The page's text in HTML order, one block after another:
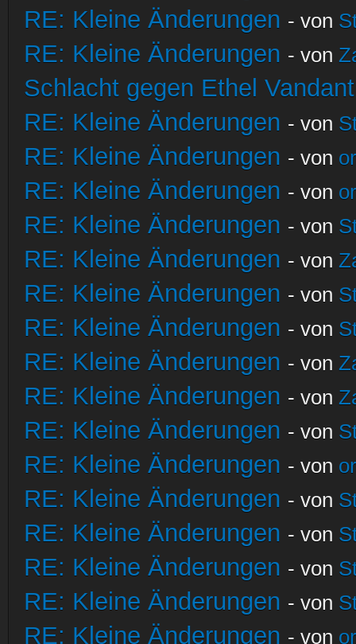
RE: Kleine Änderungen - von
RE: Kleine Änderungen - von
Schlacht gegen Ethel Vandant
RE: Kleine Änderungen - von
RE: Kleine Änderungen - von
RE: Kleine Änderungen - von
RE: Kleine Änderungen - von
RE: Kleine Änderungen - von
RE: Kleine Änderungen - von
RE: Kleine Änderungen - von
RE: Kleine Änderungen - von
RE: Kleine Änderungen - von
RE: Kleine Änderungen - von
RE: Kleine Änderungen - von
RE: Kleine Änderungen - von
RE: Kleine Änderungen - von
RE: Kleine Änderungen - von
RE: Kleine Änderungen - von
RE: Kleine Änderungen - von